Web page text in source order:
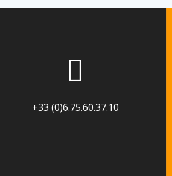
+33 (0)6.75.60.37.10